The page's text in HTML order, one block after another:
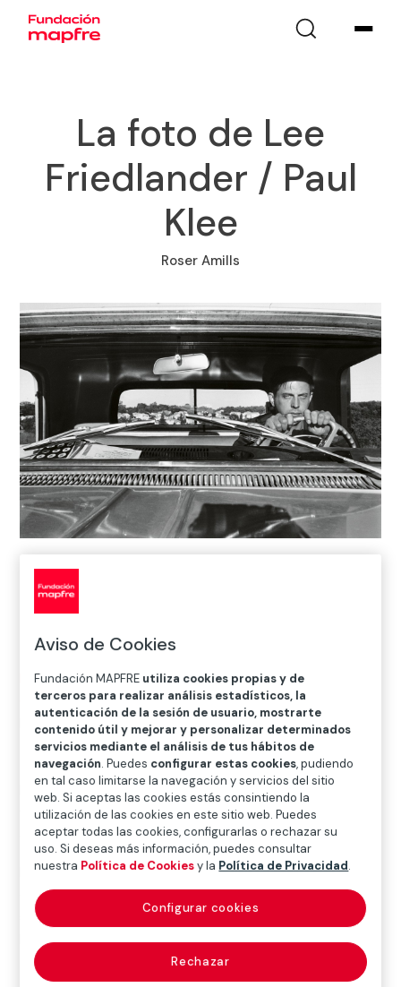
La foto de Lee
Friedlander / Paul
Klee
Roser Amills
© Lee Friedlander, cortesía de Fraenkel Gallery, San Francisco
Inicio>Exposiciones y colecciones>Arte en digital
Cultura en movimiento >La foto de Lee Friedlander /
Paul Klee
El protagonista no es este conductor que mira al
frente. Tampoco el retrovisor vuelto hacia él para
condenarle a recordar lo que deja atrás.
Hay siempre dos grandes protagonistas en cada foto:
el fotógrafo y el espectador. Él. Nosotros. Aupados
sobre la Leica alemana o la sueca Hasselblad de Lee
Friedlander.
— Ah, Paul Khele.
Aviso de Cookies
Fundación MAPFRE utiliza cookies propias y de
terceros para realizar análisis estadísticos, la
autenticación de la sesión de usuario, mostrarte
contenido útil y mejorar y personalizar determinados
servicios mediante el análisis de tus hábitos de
navegación. Puedes configurar estas cookies, pudiendo
en tal caso limitarse la navegación y servicios del sitio
web. Si aceptas las cookies estás consintiendo la
utilización de las cookies en este sitio web. Puedes
aceptar todas las cookies, configurarlas o rechazar su
uso. Si deseas más información, puedes consultar
nuestra Política de Cookiesy la Política de Privacidad.
Rechazar
Configurar cookies